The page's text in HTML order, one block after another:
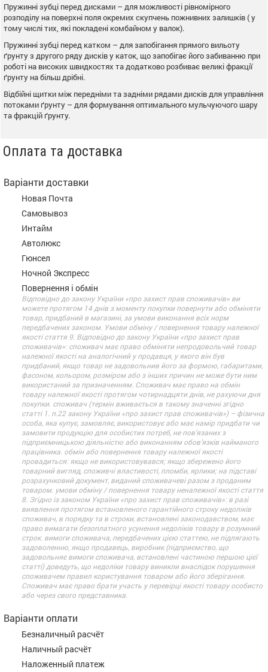
Пружинні зубці перед дисками – для можливості рівномірного
розподілу на поверхні поля окремих скупчень пожнивних залишків ( у
тому числі тих, які покладені комбайном у валок).
Пружинні зубці перед катком – для запобігання прямого вильоту
ґрунту з другого ряду дисків у каток, що запобігає його забиванню при
роботі на високих швидкостях та додатково розбиває великі фракції
ґрунту на більш дрібні.
Відбійні щитки між передніми та задніми рядами дисків для управління
потоками ґрунту – для формування оптимального мульчуючого шару
та фракцій ґрунту.
Оплата та доставка
Варіанти доставки
Новая Почта
Самовывоз
Интайм
Автолюкс
Гюнсел
Ночной Экспресс
Повернення і обмін
Відповідно до закону України «про захист прав споживачів» ви
можете протягом 14 днів з моменту покупки повернути або обміняти
товар, придбаний в магазині, за умови виконання всіх норм
передбачених законом. Умови обміну / повернення товару належної
якості стаття 9. Відповідно до закону України «про захист прав
споживачів»: споживач має право обміняти непродовольчий товар
належної якості на аналогічний у продавця, у якого він був
придбаний, якщо товар не задовольнив його за формою, габаритами,
фасоном, кольором, розміром або з інших причин не може бути ним
використаний за призначенням. Споживач має право на обмін
товару належної якості протягом чотирнадцяти днів, не рахуючи дня
покупки. споживач (термін вживається в такому значенні згідно
статті 1. п.22 закону України «про захист прав споживачів») – фізична
особа, яка купує, замовляє, використовує або має намір придбати чи
замовити продукцію для особистих потреб, не пов’язаних з
підприємницькою діяльністю або виконанням обов’язків найманого
працівника. обмін або повернення товару належної якості
провадиться: якщо не використовувався; якщо збережено його
товарний вигляд, споживчі властивості, пломби, ярлики; на підставі
розрахунковий документ, виданий споживачеві разом з проданим
товаром. умови обміну / повернення товару неналежної якості стаття
8. Згідно із законом України «про захист прав споживачів»: в разі
виявлення протягом встановленого гарантійного строку недоліків
споживач, в порядку та в строки, встановлені законодавством, має
право вимагати безоплатного усунення недоліків товару в розумний
строк. вимоги споживача, передбачених цією статтею, не підлягають
задоволенню, якщо продавець, виробник (підприємство, що
задовольняє вимоги споживача, встановлені частиною першою цієї
статті) доведуть, що недоліки товару виникли внаслідок порушення
споживачем правил користування товаром або його зберігання.
Споживач має право брати участь у перевірці якості товару особисто
або через свого представника.
Варіанти оплати
Безналичный расчёт
Наличный расчёт
Наложенный платеж